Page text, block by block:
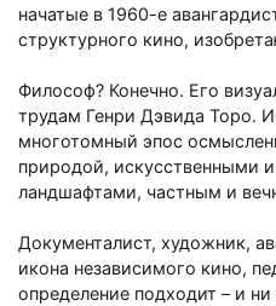
начатые в 1960-е
структурного кино,
Философ? Конечно. Его
трудам Генри Дэвида Торо.
многотомный эпос
природой, искусственными
ландшафтами, частным и
Документалист, художник,
икона независимого кино,
определение подходит – и ни